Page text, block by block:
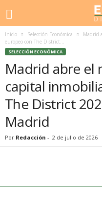
Inicio Selección Económica
Madrid
europeo con The District...
SELECCIÓN ECONÓMICA
Madrid abre el
capital
The District
Madrid
Por Redacción - 2 de julio de 2026